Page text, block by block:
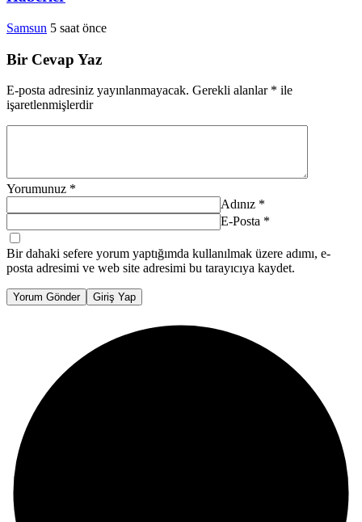
Samsun 5 saat önce
Bir Cevap Yaz
E-posta adresiniz yayınlanmayacak. Gerekli alanlar * ile
işaretlenmişlerdir
Yorumunuz *
Adınız *
E-Posta *
Bir dahaki sefere yorum yaptığımda kullanılmak üzere adımı, e-
posta adresimi ve web site adresimi bu tarayıcıya kaydet.
Yorum Gönder Giriş Yap